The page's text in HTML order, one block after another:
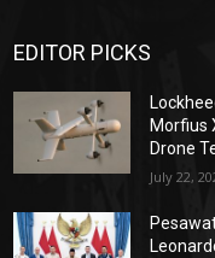
EDITOR PICKS
Morfius
Drone
July 22,